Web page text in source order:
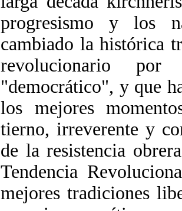
progresismo y los
cambiado la histórica
revolucionario por
"democrático", y que
los mejores
tierno, irreverente y
de la resistencia
Tendencia
mejores tradiciones